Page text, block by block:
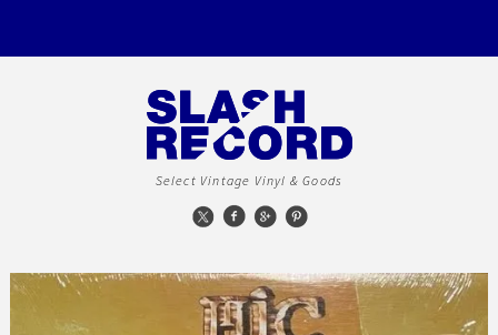
Select Vintage Vinyl & Goods